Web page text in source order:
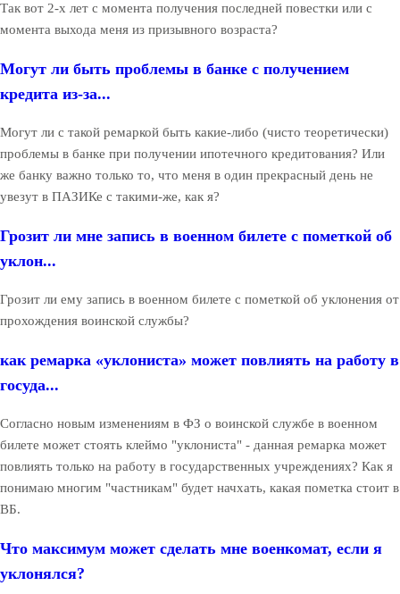
Так вот 2-х лет с момента получения последней повестки или с
момента выхода меня из призывного возраста?
Могут ли быть проблемы в банке с получением
кредита из-за...
Могут ли с такой ремаркой быть какие-либо (чисто теоретически)
проблемы в банке при получении ипотечного кредитования? Или
же банку важно только то, что меня в один прекрасный день не
увезут в ПАЗИКе с такими-же, как я?
Грозит ли мне запись в военном билете с пометкой об
уклон...
Грозит ли ему запись в военном билете с пометкой об уклонения от
прохождения воинской службы?
как ремарка «уклониста» может повлиять на работу в
госуда...
Согласно новым изменениям в ФЗ о воинской службе в военном
билете может стоять клеймо "уклониста" - данная ремарка может
повлиять только на работу в государственных учреждениях? Как я
понимаю многим "частникам" будет начхать, какая пометка стоит в
ВБ.
Что максимум может сделать мне военкомат, если я
уклонялся?